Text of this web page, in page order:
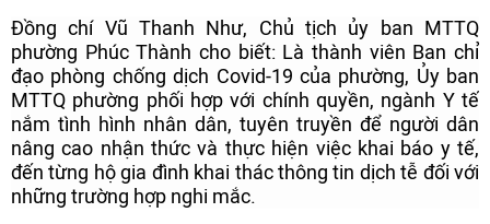
Đồng chí Vũ Thanh Như, Chủ tịch ủy ban MTTQ
phường Phúc Thành cho biết: Là thành viên Ban chỉ
đạo phòng chống dịch Covid-19 của phường, Ủy ban
MTTQ phường phối hợp với chính quyền, ngành Y tế
nắm tình hình nhân dân, tuyên truyền để người dân
nâng cao nhận thức và thực hiện việc khai báo y tế,
đến từng hộ gia đình khai thác thông tin dịch tễ đối với
những trường hợp nghi mắc.